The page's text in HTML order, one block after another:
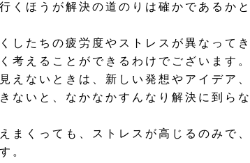
くほうが解決の道のりは確かであるかと
したちの疲労度やストレスが異なってき
考えることができるわけでございます。
えないときは、新しい発想やアイデア、
ないと、なかなかすんなり解決に到らな
まくっても、ストレスが高じるのみで、
。